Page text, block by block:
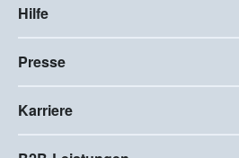
Hilfe
Presse
Karriere